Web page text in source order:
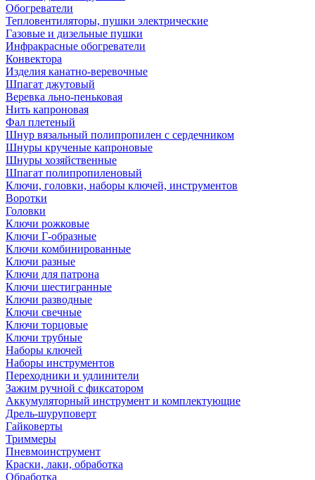
Обогреватели
Тепловентиляторы, пушки электрические
Газовые и дизельные пушки
Инфракрасные обогреватели
Конвектора
Изделия канатно-веревочные
Шпагат джутовый
Веревка льно-пеньковая
Нить капроновая
Фал плетеный
Шнур вязальный полипропилен с сердечником
Шнуры крученые капроновые
Шнуры хозяйственные
Шпагат полипропиленовый
Ключи, головки, наборы ключей, инструментов
Воротки
Головки
Ключи рожковые
Ключи Г-образные
Ключи комбинированные
Ключи разные
Ключи для патрона
Ключи шестигранные
Ключи разводные
Ключи свечные
Ключи торцовые
Ключи трубные
Наборы ключей
Наборы инструментов
Переходники и удлинители
Зажим ручной с фиксатором
Аккумуляторный инструмент и комплектующие
Дрель-шуруповерт
Гайковерты
Триммеры
Пневмоинструмент
Краски, лаки, обработка
Обработка